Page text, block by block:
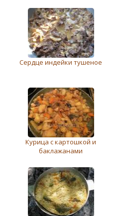
Сердце индейки тушеное
Курица с картошкой и
баклажанами